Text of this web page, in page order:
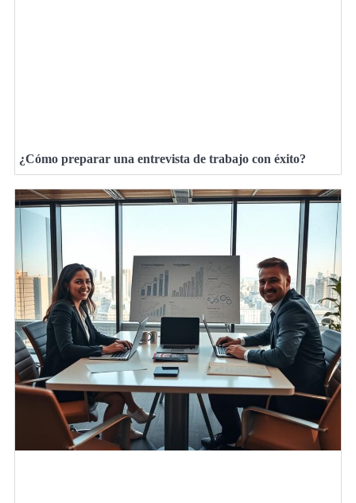
¿Cómo preparar una entrevista de trabajo con éxito?